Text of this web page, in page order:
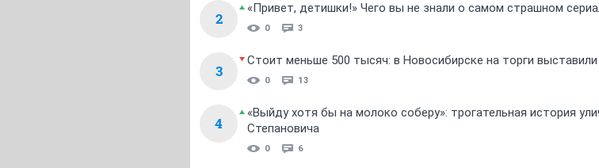
2
«Привет, детишки!» Чего вы не знали о самом страшном
0 3
3
Стоит меньше 500 тысяч: в Новосибирске на торги
0 13
4
«Выйду хотя бы на молоко соберу»: трогательная история
Степановича
0 6